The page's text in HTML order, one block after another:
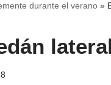
durante el verano»